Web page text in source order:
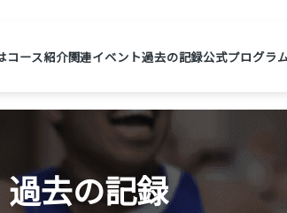
コース紹介関連イベント過去の記録公式プログラ
過去の記録